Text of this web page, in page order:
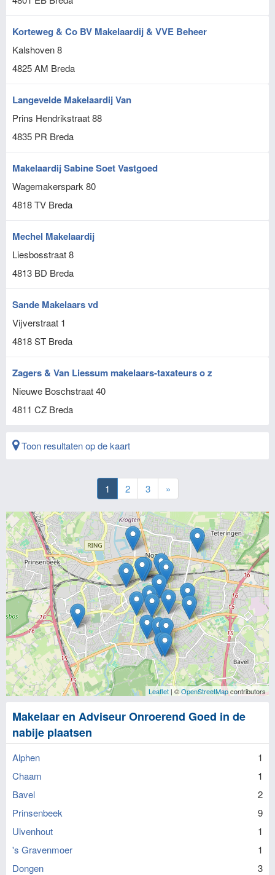
Korteweg & Co BV Makelaardij & VVE Beheer
Kalshoven 8
4825 AM Breda
Langevelde Makelaardij Van
Prins Hendrikstraat 88
4835 PR Breda
Makelaardij Sabine Soet Vastgoed
Wagemakerspark 80
4818 TV Breda
Mechel Makelaardij
Liesbosstraat 8
4813 BD Breda
Sande Makelaars vd
Vijverstraat 1
4818 ST Breda
Zagers & Van Liessum makelaars-taxateurs o z
Nieuwe Boschstraat 40
4811 CZ Breda
Toon resultaten op de kaart
1 2 3 »
Leaflet | ©OpenStreetMapcontributors
Makelaar en Adviseur Onroerend Goed in de
nabije plaatsen
Alphen
1
Chaam
1
Bavel
2
Prinsenbeek
9
Ulvenhout
1
's Gravenmoer
1
Dongen
3